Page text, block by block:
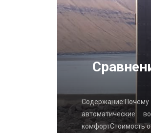
автоматические
комфортСтоимость